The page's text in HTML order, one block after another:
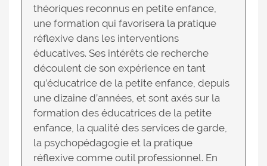
théoriques reconnus en petite enfance,
une formation qui favorisera la pratique
réflexive dans les interventions
éducatives. Ses intérêts de recherche
découlent de son expérience en tant
qu’éducatrice de la petite enfance, depuis
une dizaine d’années, et sont axés sur la
formation des éducatrices de la petite
enfance, la qualité des services de garde,
la psychopédagogie et la pratique
réflexive comme outil professionnel. En